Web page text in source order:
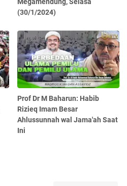
Megamendung, Selasa
(30/1/2024)
Prof Dr M Baharun: Habib
Rizieq Imam Besar
Ahlussunnah wal Jama'ah Saat
Ini